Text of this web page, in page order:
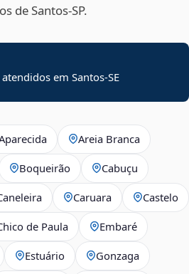
de Santos‑SP.
emSantos-SE
Areia Branca
Boqueirão Cabuçu
Caruara Castelo
de Paula Embaré
Estuário Gonzaga